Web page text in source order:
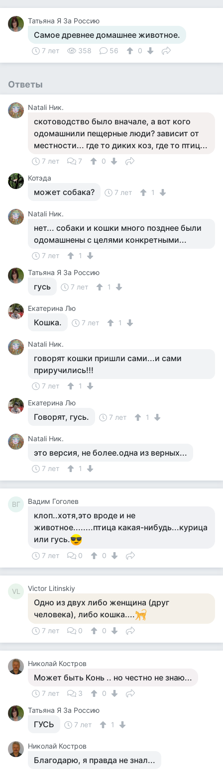
Татьяна Я За Россию
Самое древнее домашнее животное.
7 лет 358 56 0
Ответы
Natali Ник.
скотоводство было вначале, а вот кого
одомашнили пещерные люди? зависит от
местности... где то диких коз, где то птиц...
7 лет 7
0
Котэда
может собака? 7 лет 1
Natali Ник.
нет... собаки и кошки много позднее были
одомашнены с целями конкретными...
7 лет
1
Татьяна Я За Россию
гусь 7 лет 1
Екатерина Лю
Кошка. 7 лет 1
Natali Ник.
говорят кошки пришли сами...и сами
приручились!!!
7 лет
1
Екатерина Лю
Говорят, гусь. 7 лет 1
Natali Ник.
это версия, не более.одна из верных...
7 лет 1
ВГ Вадим Гоголев
клоп..хотя,это вроде и не
животное........птица какая-нибудь...курица
или гусь.
7 лет 0 0
VL Victor Litinskiy
Одно из двух либо женщина (друг
человека), либо кошка....
7 лет 0 0
Николай Костров
Может быть Конь .. но честно не знаю...
7 лет 3
0
Татьяна Я За Россию
ГУСЬ 7 лет 1
Николай Костров
Благодарю, я правда не знал...